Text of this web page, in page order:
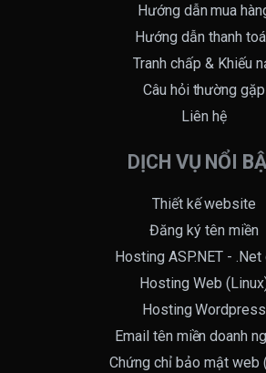
Hướng dẫn mua
Hướng dẫn thanh
Tranh chấp & Khiếu
Câu hỏi thường gặp
Liên hệ
DỊCH VỤ NỔI
Thiết kế website
Đăng ký tên miền
Hosting ASP.NET - .Net
Hosting Web
Hosting Wordpress
Email tên miền doanh
Chứng chỉ bảo mật web